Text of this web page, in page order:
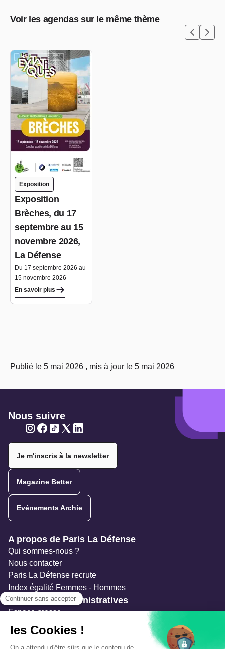
Voir les agendas sur le même thème
Exposition
Exposition
Brèches, du 17
septembre au 15
novembre 2026,
La Défense
Du 17 septembre 2026 au
15 novembre 2026
En savoir plus
Publié le 5 mai 2026 , mis à jour le 5 mai 2026
Nous suivre
Je m'inscris à la newsletter
Magazine Better
Evénements Archie
Navigation secondaire
A propos de Paris La Défense
Qui sommes-nous ?
Nous contacter
Paris La Défense recrute
Index égalité Femmes - Hommes
Ressources administratives
Espace presse
Documentation
Marchés publics